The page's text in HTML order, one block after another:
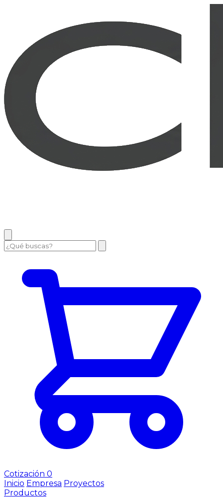
Cotización 0
Inicio Empresa Proyectos
Productos